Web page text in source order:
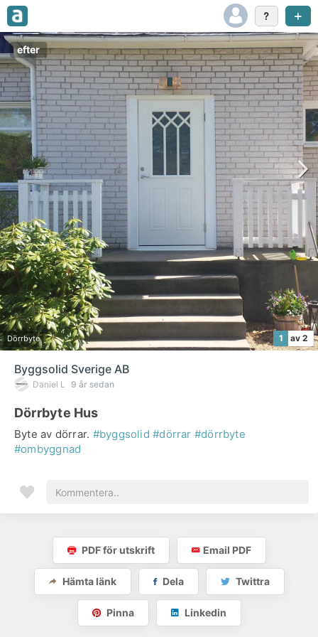
efter
Dörrbyte 1 av 2
Byggsolid Sverige AB
Daniel L 9 år sedan
Dörrbyte Hus
Byte av dörrar. #byggsolid #dörrar #dörrbyte
#ombyggnad
PDF för utskrift Email PDF
Hämta länk Dela Twittra
Pinna Linkedin